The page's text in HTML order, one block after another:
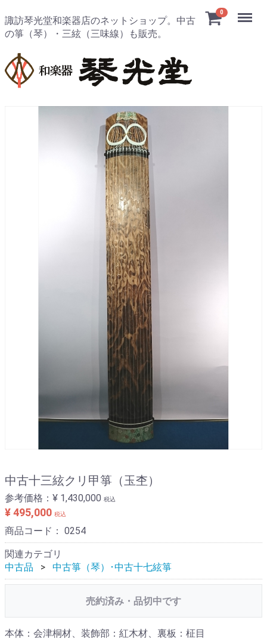
諏訪琴光堂和楽器店のネットショップ。中古
の箏（琴）・三絃（三味線）も販売。
0 Menu
中古十三絃クリ甲箏（玉杢）
参考価格： ¥ 1,430,000 税込
¥ 495,000 税込
商品コード： 0254
関連カテゴリ
中古品
中古箏（琴）･中古十七絃箏
売約済み・品切中です
本体：会津桐材、装飾部：紅木材、裏板：柾目